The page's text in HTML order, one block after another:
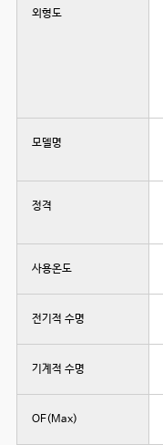
외형도
모델명
정격
사용온도
전기적 수명
기계적 수명
OF(Max)